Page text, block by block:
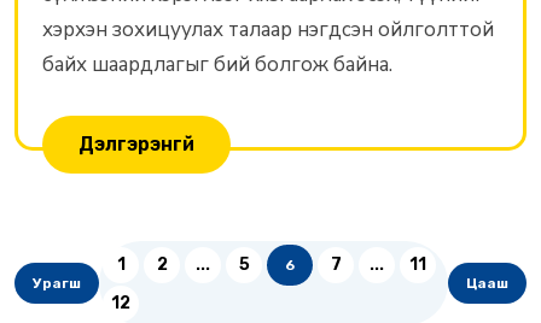
хэрхэн зохицуулах талаар нэгдсэн ойлголттой
байх шаардлагыг бий болгож байна.
Дэлгэрэнгүй
Урагш
1 2 ... 5 6 7 ...
11
12
Цааш